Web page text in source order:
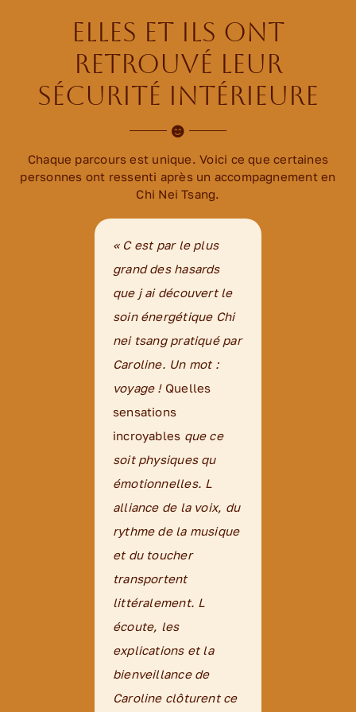
Elles et ils ont
retrouvé leur
sécurité intérieure
Chaque parcours est unique. Voici ce que certaines
personnes ont ressenti après un accompagnement en
Chi Nei Tsang.
« C est par le plus
grand des hasards
que j ai découvert le
soin énergétique Chi
nei tsang pratiqué par
Caroline. Un mot :
voyage ! Quelles
sensations
incroyables que ce
soit physiques qu
émotionnelles. L
alliance de la voix, du
rythme de la musique
et du toucher
transportent
littéralement. L
écoute, les
explications et la
bienveillance de
Caroline clôturent ce
« Super expérience
que je recommande à
tous. Notamment aux
jeunes mamansou
aux gens ballonnés,
c’est vraiment top ! »
novembre 2025
« J’ai eu une séance
de chi nei tsang avec
Mme Lagardère. Que
du bonheur. J’ai
toujours eu des
problèmes de
digestion, problèmes
à l’estomac, le
gonflé, des
ballonnements . Grâce
à ce soin et à Caroline
je revis.
Elle m’a enlevé un
poids en moins dans
le ventre. Même un
mois après j’en
ressens encore les
bienfaits.
Je préfère payer une
séance et me sentir